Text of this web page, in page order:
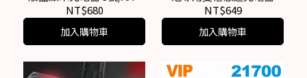
號/AAA(4槽獨立快充)
NT$680
加入購物車
NT$649
加入購物車